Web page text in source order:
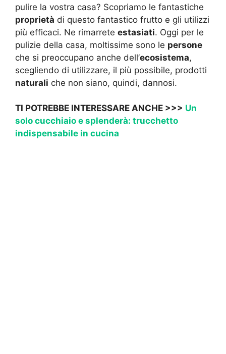
pulire la vostra casa? Scopriamo le fantastiche
proprietà di questo fantastico frutto e gli utilizzi
più efficaci. Ne rimarrete estasiati. Oggi per le
pulizie della casa, moltissime sono le persone
che si preoccupano anche dell’ecosistema,
scegliendo di utilizzare, il più possibile, prodotti
naturali che non siano, quindi, dannosi.
TI POTREBBE INTERESSARE ANCHE >>> Un
solo cucchiaio e splenderà: trucchetto
indispensabile in cucina